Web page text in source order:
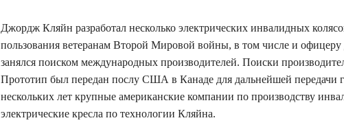
Джордж Кляйн разработал несколько электрических инвалидных
пользования ветеранам Второй Мировой войны, в том числе и
занялся поиском международных производителей. Поиски
Прототип был передан послу США в Канаде для дальнейшей
нескольких лет крупные американские компании по производству
электрические кресла по технологии Кляйна.